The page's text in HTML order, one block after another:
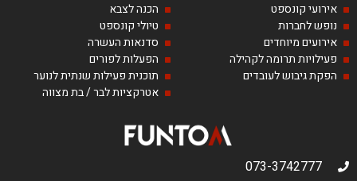
אירועי קונספט
נופש לחברות
אירועים מיוחדים
פעילויות תרומה לקהילה
הפקת גיבוש לעובדים
הכנה לצבא
טיולי קונספט
סדנאות העשרה
הפעלות לפורים
תוכנית פעילות שנתית לנוער
אטרקציות לבר / בת מצווה
073-3742777